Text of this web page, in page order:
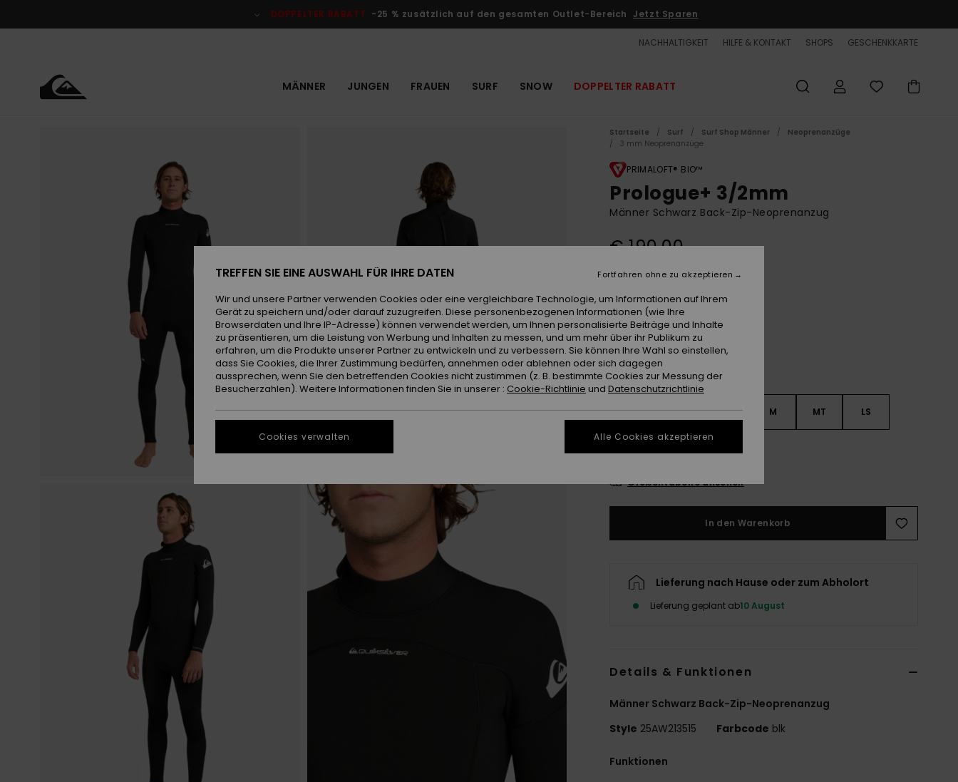
DOPPELTER RABATT -25 % zusätzlich auf den gesamten Outlet-Bereich Jetzt Sparen
NACHHALTIGKEIT HILFE & KONTAKT SHOPS GESCHENKKARTE
MÄNNER JUNGEN FRAUEN SURF SNOW DOPPELTER RABATT
Startseite Surf Surf Shop Männer
Neoprenanzüge
3 mm Neoprenanzüge
PRIMALOFT® BIO™
Prologue+ 3/2mm
Männer Schwarz Back-Zip-Neoprenanzug
€ 190,00
XS S MS M MT LS
Größentabelle ansehen
In den Warenkorb
Lieferung nach Hause oder zum Abholort
Lieferung geplant ab10 August
Details & Funktionen
Männer Schwarz Back-Zip-Neoprenanzug
Style 25AW213515 Farbcode blk
Funktionen
TREFFEN SIE EINE AUSWAHL FÜR IHRE DATEN
Wir und unsere Partner verwenden Cookies oder eine vergleichbare Technologie, um Informationen auf Ihrem
Gerät zu speichern und/oder darauf zuzugreifen. Diese personenbezogenen Informationen (wie Ihre
Browserdaten und Ihre IP-Adresse) können verwendet werden, um Ihnen personalisierte Beiträge und Inhalte
zu präsentieren, um die Leistung von Werbung und Inhalten zu messen, und um mehr über ihr Publikum zu
erfahren, um die Produkte unserer Partner zu entwickeln und zu verbessern. Sie können Ihre Wahl so einstellen,
dass Sie Cookies, die Ihrer Zustimmung bedürfen, annehmen oder ablehnen oder sich dagegen
aussprechen, wenn Sie den betreffenden Cookies nicht zustimmen (z. B. bestimmte Cookies zur Messung der
Besucherzahlen). Weitere Informationen finden Sie in unserer : Cookie-Richtlinie und Datenschutzrichtlinie
Cookies verwalten
Fortfahren ohne zu akzeptieren
Alle Cookies akzeptieren